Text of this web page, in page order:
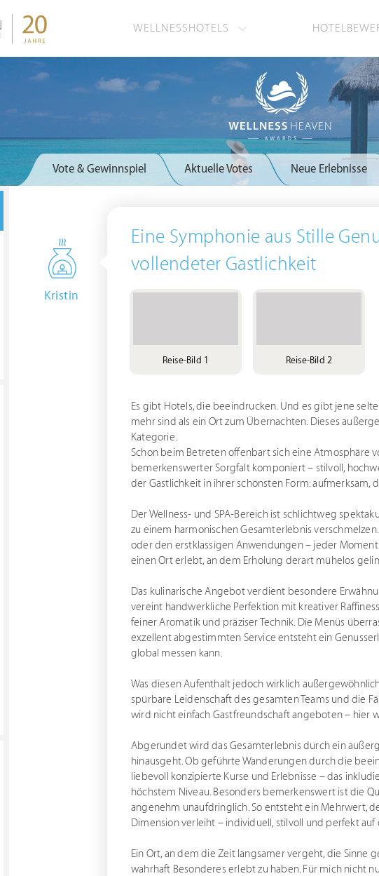
WELLNESSHOTELS
Vote & Gewinnspiel Aktuelle Votes Neue Erlebnisse
Kristin
Eine Symphonie aus Stille
vollendeter Gastlichkeit
Reise-Bild 1 Reise-Bild 2
Es gibt Hotels, die beeindrucken. Und es gibt jene
mehr sind als ein Ort zum Übernachten. Dieses
Kategorie.
Schon beim Betreten offenbart sich eine Atmosphäre
bemerkenswerter Sorgfalt komponiert – stilvoll,
der Gastlichkeit in ihrer schönsten Form:
Der Wellness- und SPA-Bereich ist schlichtweg
zu einem harmonischen Gesamterlebnis
oder den erstklassigen Anwendungen – jeder
einen Ort erlebt, an dem Erholung derart mühelos
Das kulinarische Angebot verdient besondere
vereint handwerkliche Perfektion mit kreativer
feiner Aromatik und präziser Technik. Die Menüs
exzellent abgestimmten Service entsteht ein
global messen kann.
Was diesen Aufenthalt jedoch wirklich
spürbare Leidenschaft des gesamten Teams und die
wird nicht einfach Gastfreundschaft angeboten – hier
Abgerundet wird das Gesamterlebnis durch ein
hinausgeht. Ob geführte Wanderungen durch die
liebevoll konzipierte Kurse und Erlebnisse – das
höchstem Niveau. Besonders bemerkenswert ist die
angenehm unaufdringlich. So entsteht ein Mehrwert,
Dimension verleiht – individuell, stilvoll und perfekt
Ein Ort, an dem die Zeit langsamer vergeht, die
wahrhaft Besonderes erlebt zu haben. Für mich nicht